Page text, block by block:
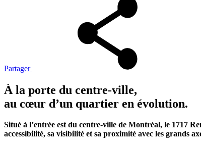
Partager
À la porte du centre-ville,
au cœur d’un quartier en évolution.
Situé à l’entrée est du centre-ville de Montréal, le 1717
accessibilité, sa visibilité et sa proximité avec les grands